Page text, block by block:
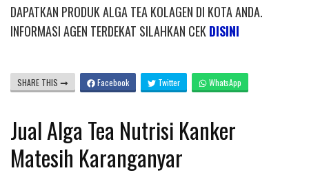
DAPATKAN PRODUK ALGA TEA KOLAGEN DI KOTA ANDA.
INFORMASI AGEN TERDEKAT SILAHKAN CEK DISINI
SHARE THIS Facebook Twitter WhatsApp
Jual Alga Tea Nutrisi Kanker
Matesih Karanganyar